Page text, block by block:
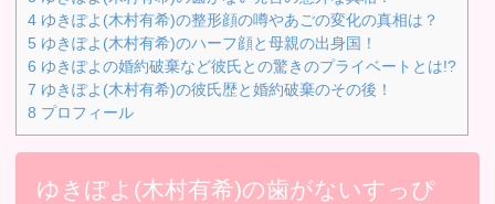
4 ゆきぽよ(木村有希)の整形顔の噂やあごの変化の真相は？
5 ゆきぽよ(木村有希)のハーフ顔と母親の出身国！
6 ゆきぽよの婚約破棄など彼氏との驚きのプライベートとは!?
7 ゆきぽよ(木村有希)の彼氏歴と婚約破棄のその後！
8 プロフィール
ゆきぽよ(木村有希)の歯がないすっぴ